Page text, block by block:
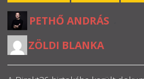
1%
WEBSHOP

PETHŐ ANDRÁS
ZÖLDI BLANKA